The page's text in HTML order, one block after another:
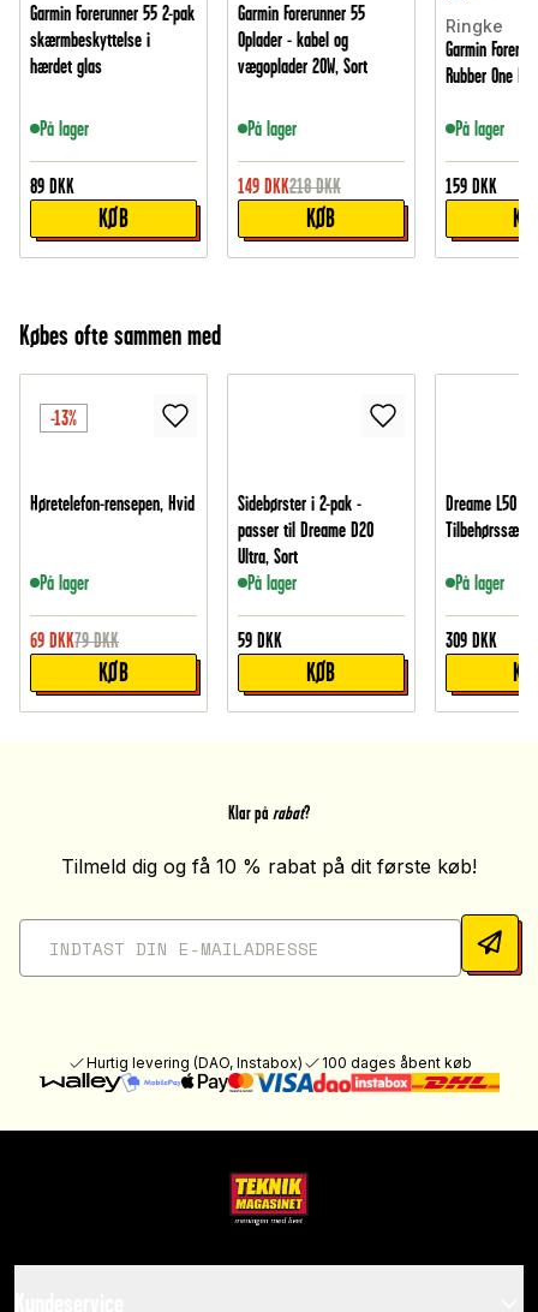
Garmin Forerunner 55 2-pak
skærmbeskyttelse i
hærdet glas
På lager
89 DKK
KØB
Garmin Forerunner 55
Oplader - kabel og
vægoplader 20W, Sort
På lager
149 DKK218 DKK
KØB
Ringke
Garmin
Rubber One
På lager
159 DKK
Købes ofte sammen med
-13%
Høretelefon-rensepen, Hvid
På lager
69 DKK79 DKK
KØB
Sidebørster i 2-pak -
passer til Dreame D20
Ultra, Sort
På lager
59 DKK
KØB
Dreame L50
Tilbehørssæt
På lager
309 DKK
Klar på rabat?
Tilmeld dig og få 10 % rabat på dit første køb!
Hurtig levering (DAO, Instabox) 100 dages åbent køb